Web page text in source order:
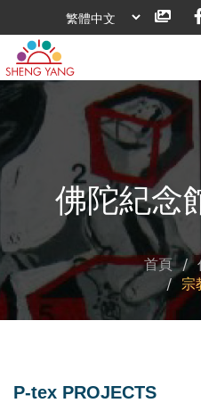
佛陀紀念
首頁
宗
P-tex PROJECTS